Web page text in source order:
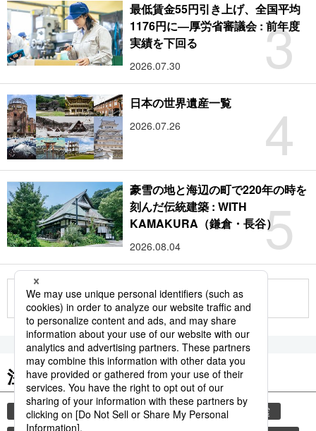
3
最低賃金55円引き上げ、全国平均
1176円に―厚労省審議会 : 前年度
実績を下回る
2026.07.30
4
日本の世界遺産一覧
2026.07.26
5
豪雪の地と海辺の町で220年の時を
刻んだ伝統建築 : WITH
KAMAKURA（鎌倉・長谷）
2026.08.04
もっと見る
注目のキーワード
共同通信ニュース 災害 気象・災害
地震